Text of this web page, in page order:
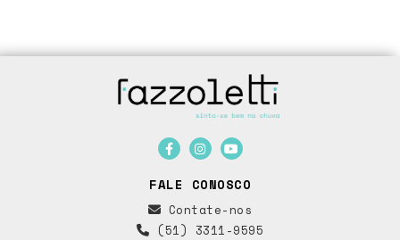
FALE CONOSCO
Contate-nos
(51) 3311-9595